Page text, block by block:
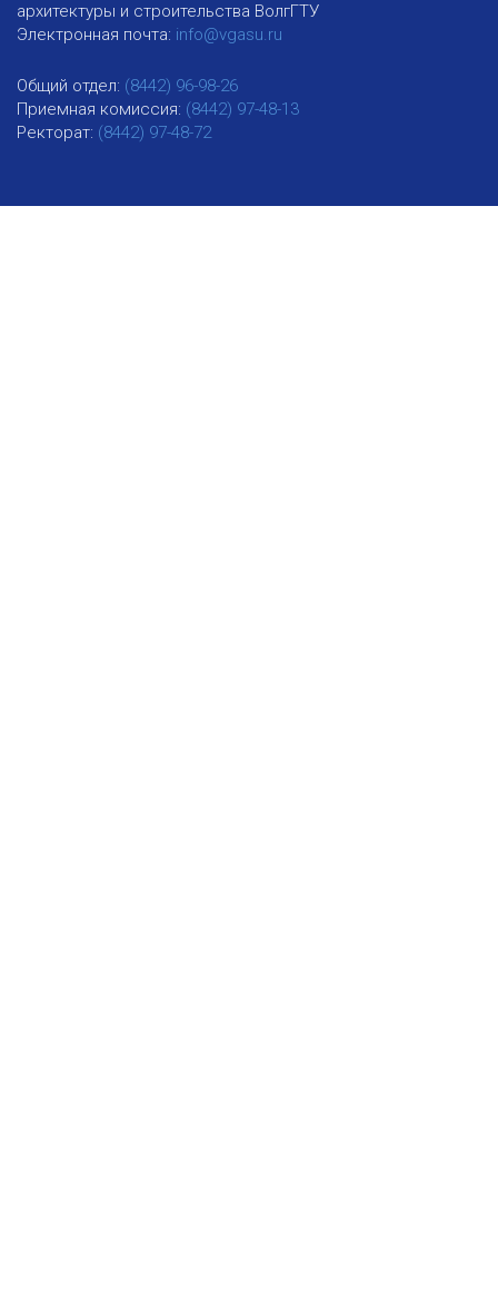
архитектуры и строительства ВолгГТУ
Электронная почта: info@vgasu.ru
Общий отдел: (8442) 96-98-26
Приемная комиссия: (8442) 97-48-13
Ректорат: (8442) 97-48-72